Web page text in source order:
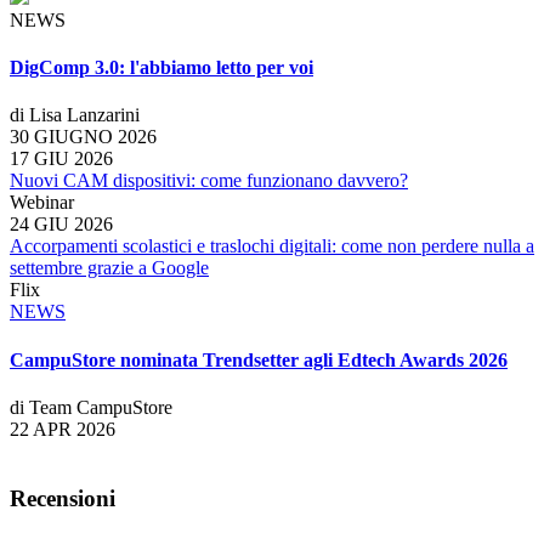
NEWS
DigComp 3.0: l'abbiamo letto per voi
di Lisa Lanzarini
30 GIUGNO 2026
17 GIU 2026
Nuovi CAM dispositivi: come funzionano davvero?
Webinar
24 GIU 2026
Accorpamenti scolastici e traslochi digitali: come non perdere nulla a
settembre grazie a Google
Flix
NEWS
CampuStore nominata Trendsetter agli Edtech Awards 2026
di Team CampuStore
22 APR 2026
Recensioni